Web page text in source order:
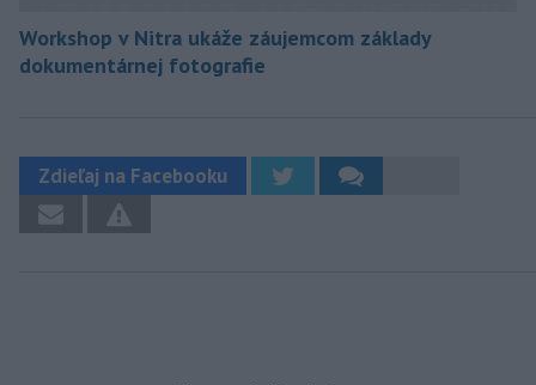
Workshop v Nitra ukáže záujemcom základy
dokumentárnej fotografie
Zdieľaj na Facebooku